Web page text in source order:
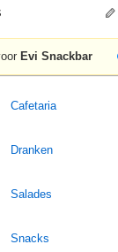
Evi Snackbar
Cafetaria
Dranken
Salades
Snacks